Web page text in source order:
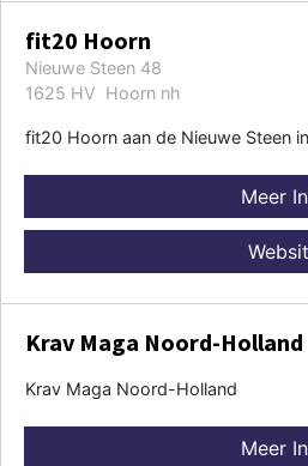
fit20 Hoorn
Nieuwe Steen 48
1625 HV Hoorn nh
fit20 Hoorn aan de Nieuwe Steen
Meer
Krav Maga Noord-Holland
Krav Maga Noord-Holland
Meer